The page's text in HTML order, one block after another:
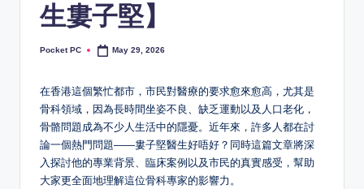
生婁子堅】
Posted
Pocket PC May 29, 2026
在香港這個繁忙都市，市民對醫療的要求愈來愈高，尤其是
骨科領域，因為長時間坐姿不良、缺乏運動以及人口老化，
骨骼問題成為不少人生活中的隱憂。近年來，許多人都在討
論一個熱門問題——婁子堅醫生好唔好？同時這篇文章將深
入探討他的專業背景、臨床案例以及市民的真實感受，幫助
大家更全面地理解這位骨科專家的影響力。